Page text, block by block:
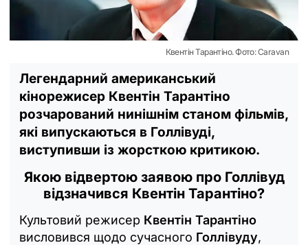
Квентін Тарантіно. Фото: Caravan
Легендарний американський
кінорежисер Квентін Тарантіно
розчарований нинішнім станом фільмів,
які випускаються в Голлівуді,
виступивши із жорсткою критикою.
Якою відвертою заявою про Голлівуд
відзначився Квентін Тарантіно?
Культовий режисер Квентін Тарантіно
висловився щодо сучасного Голлівуду,